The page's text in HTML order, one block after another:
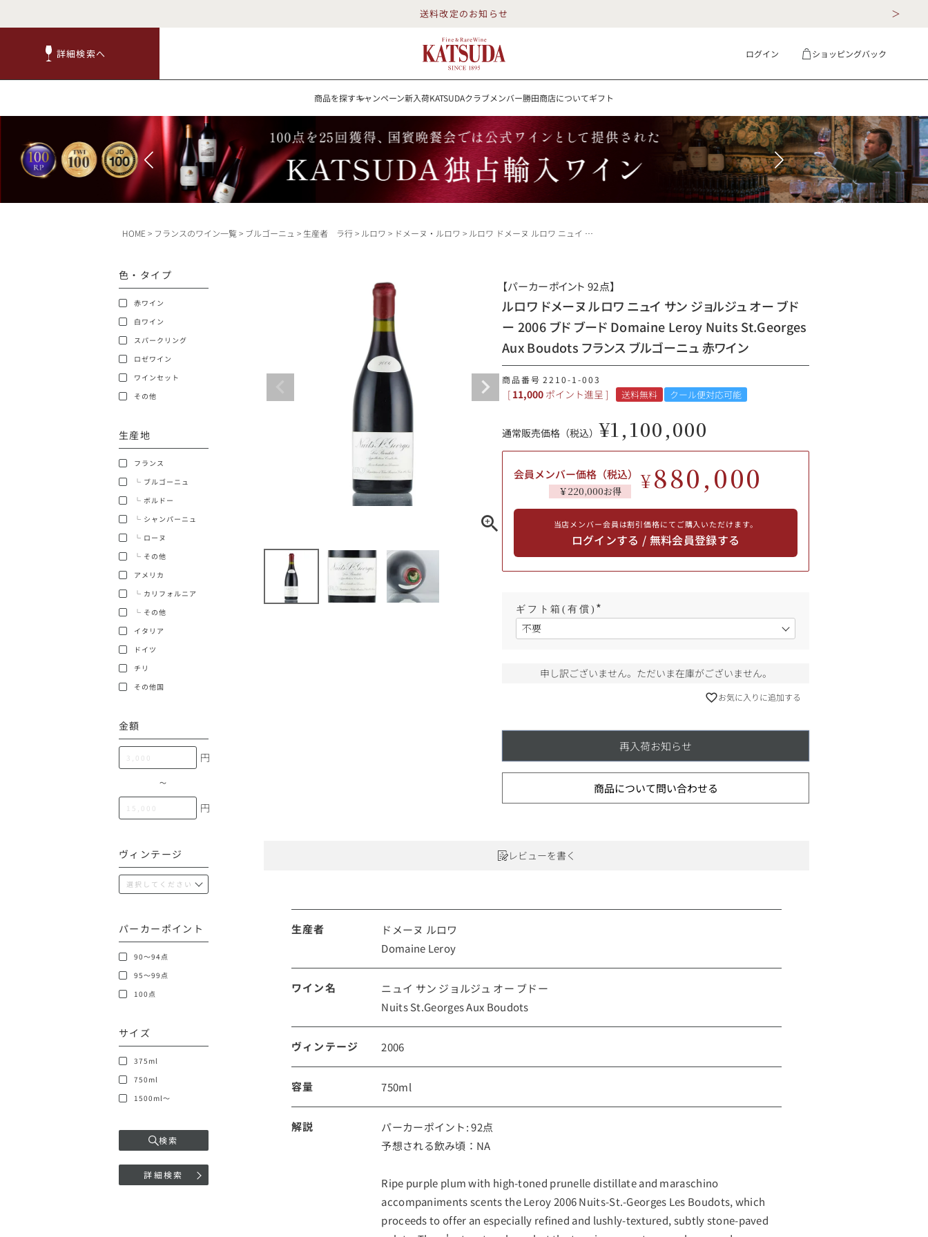
送料改定のお知らせ
詳細検索へ ログイン ショッピングバック
商品を探すキャンペーン新入荷KATSUDAクラブメンバー勝田商店についてギフト
送料改定のお知らせ
詳細検索へ
商品を探すキャンペーン新入荷KATSUDAクラブメンバー勝田商店についてギフト
赤ワイン
白ワイン スパークリング ロゼワイン RP100点
勝田商店について
ギフトラッピング
ペトリュス
ブルゴーニュ
ローヌ
ドイツ
その他国
赤ワイン 白ワイン
スパークリング
価格帯から探す
80,000円〜99,999円
お得な情報を受け取る
LINE
HOME フランスのワイン一覧 ブルゴーニュ 生産者 ラ行 ルロワ ドメーヌ・ルロワ ルロワ ドメーヌ ルロワ ニュイ サン ジョルジュ オー ブドー 2006 ブド ブード Domaine Leroy Nuits St.Georges Aux Boudots フランス ブルゴーニュ 赤ワイン
色・タイプ
赤ワイン
白ワイン
スパークリング
ロゼワイン
ワインセット
その他
生産地
フランス
└ ブルゴーニュ
└ ボルドー
└ シャンパーニュ
└ ローヌ
└ その他
アメリカ
└ カリフォルニア
└ その他
イタリア
ドイツ
チリ
その他国
金額
円
〜
円
ヴィンテージ
パーカーポイント
90～94点
95～99点
100点
サイズ
375ml
750ml
1500ml～
検索
詳細検索
【パーカーポイント 92点】
ルロワ ドメーヌ ルロワ ニュイ サン ジョルジュ オー ブド
ー 2006 ブド ブード Domaine Leroy Nuits St.Georges
Aux Boudots フランス ブルゴーニュ 赤ワイン
商品番号 2210-1-003
[ 11,000 ポイント進呈 ] 送料無料 クール便対応可能
通常販売価格（税込） ¥1,100,000
会員メンバー価格（税込）
￥220,000お得 ¥880,000
当店メンバー会員は割引価格にてご購入いただけます。
ログインする / 無料会員登録する
ギフト箱(有償)
(
須
申し訳ございません。ただいま在庫がございません。
お気に入りに追加する
再入荷お知らせ
商品について問い合わせる
レビューを書く
生産者
ドメーヌ ルロワ
Domaine Leroy
ワイン名
ニュイ サン ジョルジュ オー ブドー
Nuits St.Georges Aux Boudots
ヴィンテージ 2006
容量 750ml
解説
パーカーポイント: 92点
予想される飲み頃：NA
Ripe purple plum with high-toned prunelle distillate and maraschino
accompaniments scents the Leroy 2006 Nuits-St.-Georges Les Boudots, which
proceeds to offer an especially refined and lushly-textured, subtly stone-paved